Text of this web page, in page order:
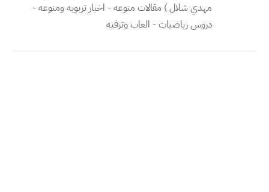
مهدي شلال ) مقالات منوعه - اخبار تربويه ومنوعه -
دروس رياضيات - العاب وترفيه